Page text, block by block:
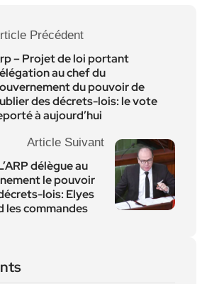
Précédent
– Projet de loi portant
au chef du
du pouvoir de
des décrets-lois: le vote
à aujourd’hui
Article Suivant
délègue au
le pouvoir
lois: Elyes
les commandes